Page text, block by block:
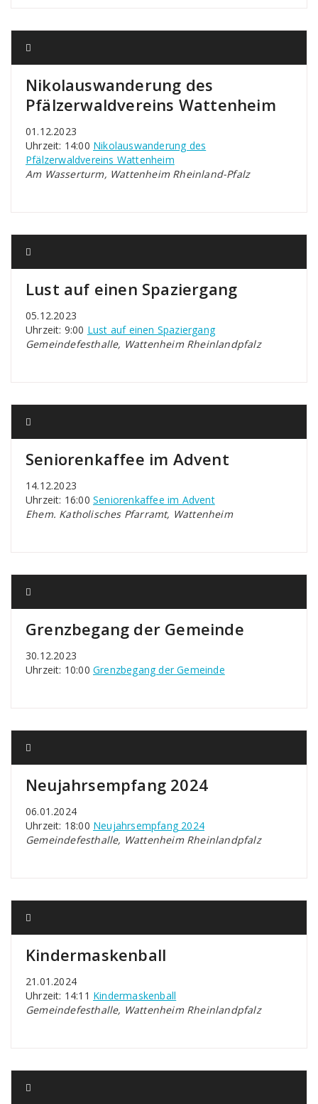
Nikolauswanderung des
Pfälzerwaldvereins Wattenheim
01.12.2023
Uhrzeit: 14:00 Nikolauswanderung des
Pfälzerwaldvereins Wattenheim
Am Wasserturm, Wattenheim Rheinland-Pfalz
Lust auf einen Spaziergang
05.12.2023
Uhrzeit: 9:00 Lust auf einen Spaziergang
Gemeindefesthalle, Wattenheim Rheinlandpfalz
Seniorenkaffee im Advent
14.12.2023
Uhrzeit: 16:00 Seniorenkaffee im Advent
Ehem. Katholisches Pfarramt, Wattenheim
Grenzbegang der Gemeinde
30.12.2023
Uhrzeit: 10:00 Grenzbegang der Gemeinde
Neujahrsempfang 2024
06.01.2024
Uhrzeit: 18:00 Neujahrsempfang 2024
Gemeindefesthalle, Wattenheim Rheinlandpfalz
Kindermaskenball
21.01.2024
Uhrzeit: 14:11 Kindermaskenball
Gemeindefesthalle, Wattenheim Rheinlandpfalz